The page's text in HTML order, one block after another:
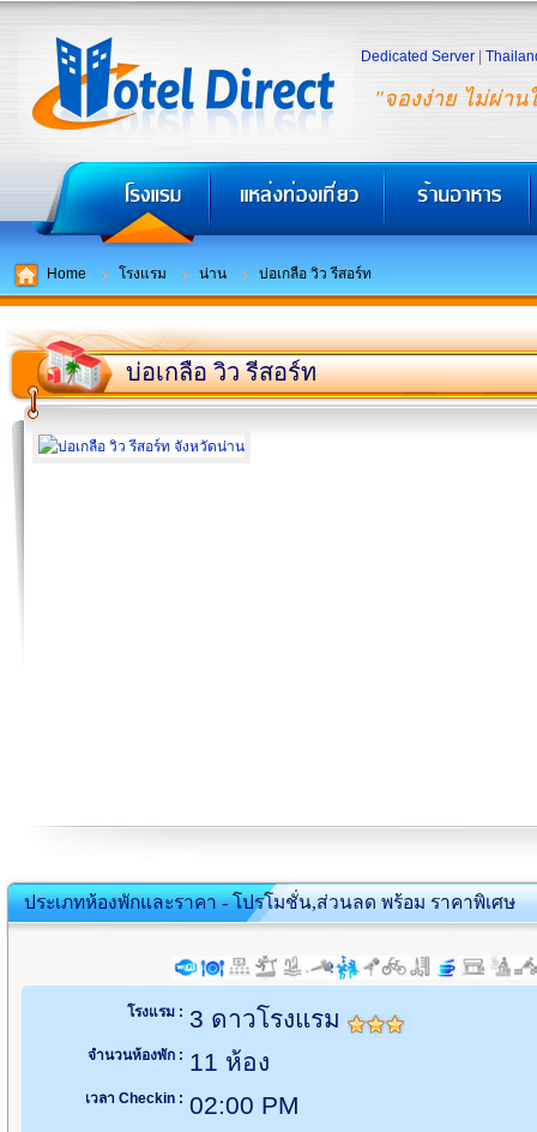
"จองง่าย ไม่ผ่าน
Dedicated Server
Home โรงแรม น่าน บ่อเกลือ วิว รีสอร์ท
บ่อเกลือ วิว รีสอร์ท
ประเภทห้องพักและราคา - โปรโมชั่น,ส่วนลด พร้อม ราคาพิเศษ
โรงแรม : 3 ดาวโรงแรม
จำนวนห้องพัก : 11 ห้อง
เวลา Checkin : 02:00 PM